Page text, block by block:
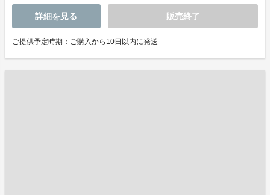
詳細を見る 販売終了
ご提供予定時期：ご購入から10日以内に発送